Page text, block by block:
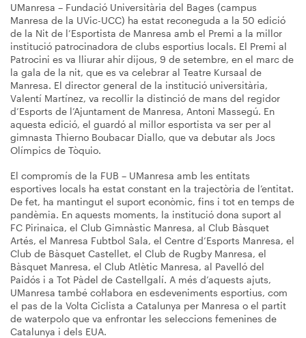
UManresa – Fundació Universitària del Bages (campus
Manresa de la UVic-UCC) ha estat reconeguda a la 50 edició
de la Nit de l’Esportista de Manresa amb el Premi a la millor
institució patrocinadora de clubs esportius locals. El Premi al
Patrocini es va lliurar ahir dijous, 9 de setembre, en el marc de
la gala de la nit, que es va celebrar al Teatre Kursaal de
Manresa. El director general de la institució universitària,
Valentí Martínez, va recollir la distinció de mans del regidor
d’Esports de l’Ajuntament de Manresa, Antoni Massegú. En
aquesta edició, el guardó al millor esportista va ser per al
gimnasta Thierno Boubacar Diallo, que va debutar als Jocs
Olímpics de Tòquio.
El compromís de la FUB – UManresa amb les entitats
esportives locals ha estat constant en la trajectòria de l’entitat.
De fet, ha mantingut el suport econòmic, fins i tot en temps de
pandèmia. En aquests moments, la institució dona suport al
FC Pirinaica, el Club Gimnàstic Manresa, al Club Bàsquet
Artés, el Manresa Fubtbol Sala, el Centre d’Esports Manresa, el
Club de Bàsquet Castellet, el Club de Rugby Manresa, el
Bàsquet Manresa, el Club Atlètic Manresa, al Pavelló del
Paidós i a Tot Pàdel de Castellgalí. A més d’aquests ajuts,
UManresa també col·labora en esdeveniments esportius, com
el pas de la Volta Ciclista a Catalunya per Manresa o el partit
de waterpolo que va enfrontar les seleccions femenines de
Catalunya i dels EUA.